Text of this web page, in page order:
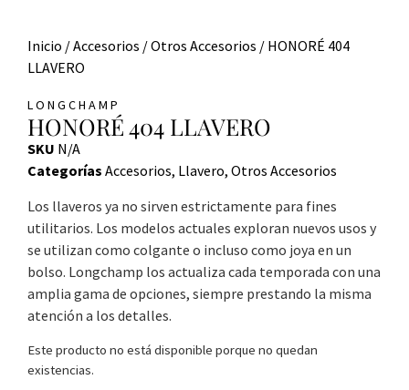
Inicio /Accesorios /Otros Accesorios / HONORÉ 404
LLAVERO
LONGCHAMP
HONORÉ 404 LLAVERO
SKU N/A
Categorías Accesorios, Llavero, Otros Accesorios
Los llaveros ya no sirven estrictamente para fines
utilitarios. Los modelos actuales exploran nuevos usos y
se utilizan como colgante o incluso como joya en un
bolso. Longchamp los actualiza cada temporada con una
amplia gama de opciones, siempre prestando la misma
atención a los detalles.
Este producto no está disponible porque no quedan
existencias.